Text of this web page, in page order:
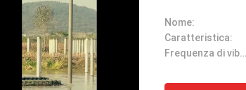
Nome:
Caratteristica:
Frequenza di vibrazione: